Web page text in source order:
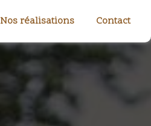
Nos réalisations Contact